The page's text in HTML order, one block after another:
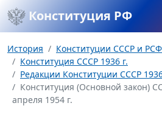
Конституция РФ
История
Конституции СССР и
Конституция СССР 1936 г.
Редакции Конституции СССР
Конституция (Основной закон)
апреля 1954 г.